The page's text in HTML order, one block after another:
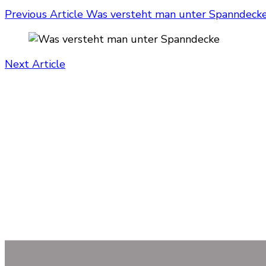
Previous Article Was versteht man unter
Next Article